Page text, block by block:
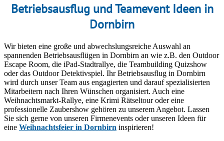
Betriebsausflug und Teamevent Ideen in
Dornbirn
Wir bieten eine große und abwechslungsreiche Auswahl an
spannenden Betriebsausflügen in Dornbirn an wie z.B. den Outdoor
Escape Room, die iPad-Stadtrallye, die Teambuilding Quizshow
oder das Outdoor Detektivspiel. Ihr Betriebsausflug in Dornbirn
wird durch unser Team aus engagierten und darauf spezialisierten
Mitarbeitern nach Ihren Wünschen organisiert. Auch eine
Weihnachtsmarkt-Rallye, eine Krimi Rätseltour oder eine
professionelle Zaubershow gehören zu unserem Angebot. Lassen
Sie sich gerne von unseren Firmenevents oder unseren Ideen für
eine Weihnachtsfeier in Dornbirn inspirieren!